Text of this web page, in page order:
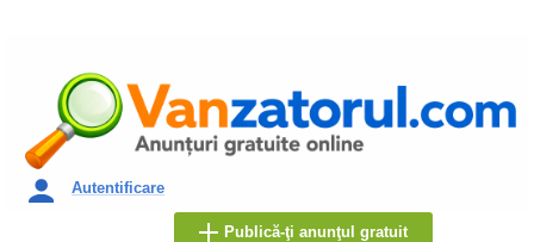
Autentificare
Publică-ţi anunţul gratuit